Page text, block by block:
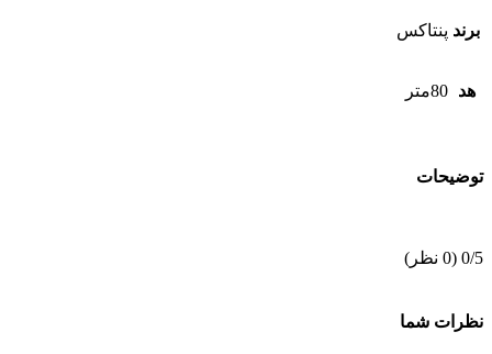
برند پنتاکس
هد 80متر
توضیحات
‫0/5 ‫(0 نظر)
نظرات شما